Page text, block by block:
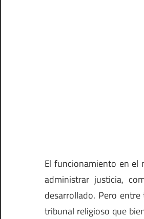
El funcionamiento en el
administrar justicia,
desarrollado. Pero
tribunal religioso que